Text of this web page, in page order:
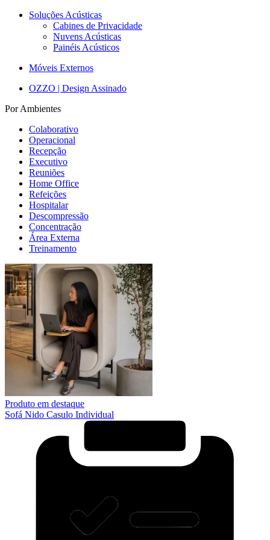
Soluções Acústicas
Cabines de Privacidade
Nuvens Acústicas
Painéis Acústicos
Móveis Externos
OZZO | Design Assinado
Por Ambientes
Colaborativo
Operacional
Recepção
Executivo
Reuniões
Home Office
Refeições
Hospitalar
Descompressão
Concentração
Área Externa
Treinamento
Produto em destaque
Sofá Nido Casulo Individual